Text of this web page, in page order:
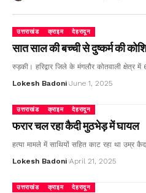
उत्तराखंड क्राइम देहरादून
सात साल की बच्ची से दुष्कर्म की
रुड़की। हरिद्वार जिले के मंगलौर कोतवाली क्षेत्र में
Lokesh Badoni June 1, 2025
उत्तराखंड क्राइम देहरादून
फरार चल रहा कैदी मुठभेड़ में घायल
हत्या मामले में साथियों सहित काट रहा था उम्र
Lokesh Badoni April 21, 2025
उत्तराखंड क्राइम देहरादून